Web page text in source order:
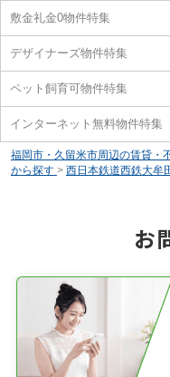
敷金礼金0物件特集
デザイナーズ物件特集
ペット飼育可物件特集
インターネット無料物件特集
福岡市・久留米市周辺の賃貸・
から探す > 西日本鉄道西鉄大牟
お